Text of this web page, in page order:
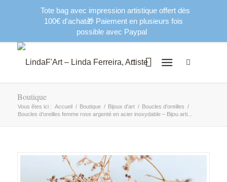
Boutique
Vous êtes ici : Accueil / Boutique / Bijoux d'art / Boucles d'oreilles /
Boucles d’oreilles femme rose argenté en acier inoxydable – Bijou arti...
Tote bag avec impression artistique offert dès
100€ d'achat🎁 Paiement en plusieurs fois
possible avec Paypal